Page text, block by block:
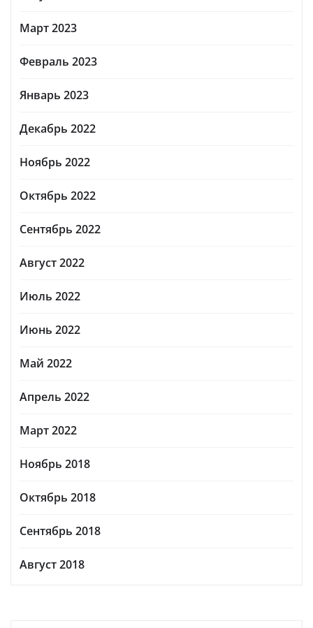
Март 2023
Февраль 2023
Январь 2023
Декабрь 2022
Ноябрь 2022
Октябрь 2022
Сентябрь 2022
Август 2022
Июль 2022
Июнь 2022
Май 2022
Апрель 2022
Март 2022
Ноябрь 2018
Октябрь 2018
Сентябрь 2018
Август 2018